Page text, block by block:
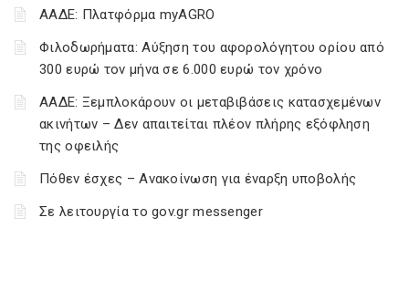
ΑΑΔΕ: Πλατφόρμα myAGRO
Φιλοδωρήματα: Αύξηση του αφορολόγητου ορίου από
300 ευρώ τον μήνα σε 6.000 ευρώ τον χρόνο
ΑΑΔΕ: Ξεμπλοκάρουν οι μεταβιβάσεις κατασχεμένων
ακινήτων – Δεν απαιτείται πλέον πλήρης εξόφληση
της οφειλής
Πόθεν έσχες – Ανακοίνωση για έναρξη υποβολής
Σε λειτουργία το gov.gr messenger